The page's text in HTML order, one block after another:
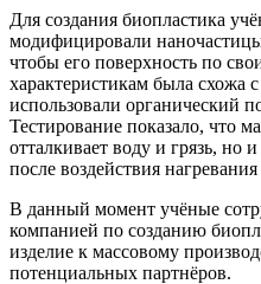
Для создания биопластика
модифицировали
чтобы его поверхность по
характеристикам была схожа
использовали органический
Тестирование показало, что
отталкивает воду и грязь, но
после воздействия
В данный момент учёные
компанией по созданию
изделие к массовому
потенциальных партнёров.